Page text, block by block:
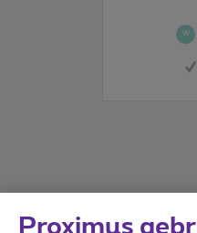
W
Proximus